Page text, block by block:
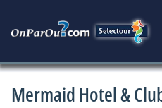
Mermaid Hotel &